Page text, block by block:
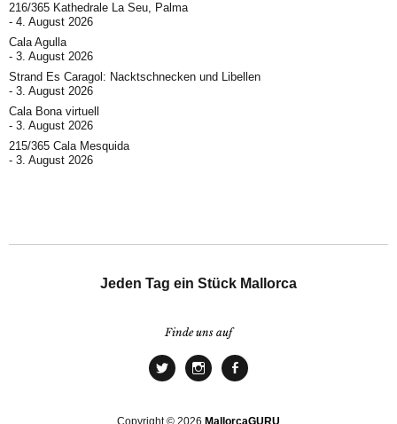
216/365 Kathedrale La Seu, Palma
4. August 2026
Cala Agulla
3. August 2026
Strand Es Caragol: Nacktschnecken und Libellen
3. August 2026
Cala Bona virtuell
3. August 2026
215/365 Cala Mesquida
3. August 2026
Jeden Tag ein Stück Mallorca
Finde uns auf
Copyright © 2026 MallorcaGURU